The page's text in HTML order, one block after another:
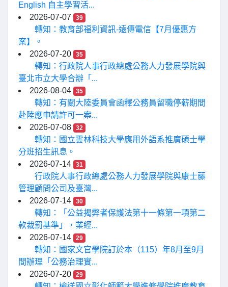
English 自主學習活...
2026-07-07
39
轉知：教育部福利資訊-遠傳電信【7月優惠方
案】。
2026-07-20
35
轉知：行政院人事行政總處公務人力發展學院與
臺北市立大學合辦「...
2026-08-04
35
轉知：有關大陸委員會函釋公務員留職停薪期間
赴陸應申請許可一案...
2026-07-08
32
轉知：國立雲林科技大學應用外語系推廣碩士學
分班招生訊息。
2026-07-14
31
行政院人事行政總處公務人力發展學院與康士藤
管理顧問公司及臺灣...
2026-07-14
30
轉知：「公益揭弊者保護法第十一條第一項第二
款裁罰基準」，業經...
2026-07-14
29
轉知：國家文官學院訂於本（115）年8月至9月
間辦理「公務治理實...
2026-07-20
29